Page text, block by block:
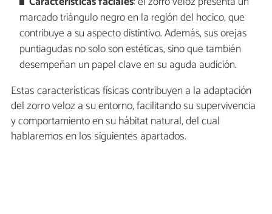
marcado triángulo negro en la región del hocico, que
contribuye a su aspecto distintivo. Además, sus orejas
puntiagudas no solo son estéticas, sino que también
desempeñan un papel clave en su aguda audición.
Estas características físicas contribuyen a la adaptación
del zorro veloz a su entorno, facilitando su supervivencia
y comportamiento en su hábitat natural, del cual
hablaremos en los siguientes apartados.